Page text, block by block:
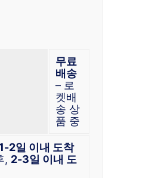
무료
배송
– 로
켓배
송 상
품 중
2일 이내 도착
, 2-3일 이내 도